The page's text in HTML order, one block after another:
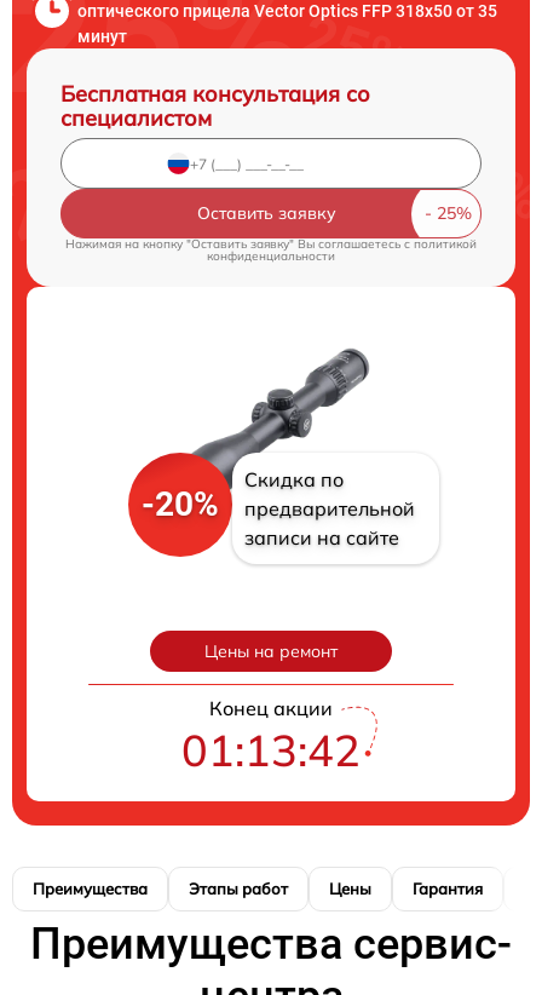
оптического прицела Vector Optics FFP 318x50 от 35
минут
Бесплатная консультация со
специалистом
Оставить заявку
Нажимая на кнопку "Оставить заявку" Вы соглашаетесь cполитикой
конфиденциальности
-20%
Скидка по
предварительной
записи на сайте
Цены на ремонт
Конец акции
01:13:41
Преимущества Этапы работ Цены Гарантия
Преимущества сервис-